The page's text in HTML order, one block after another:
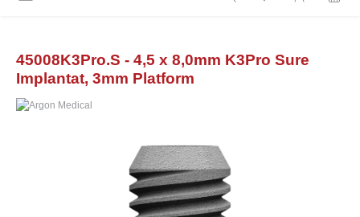
45008K3Pro.S - 4,5 x 8,0mm K3Pro Sure
Implantat, 3mm Platform